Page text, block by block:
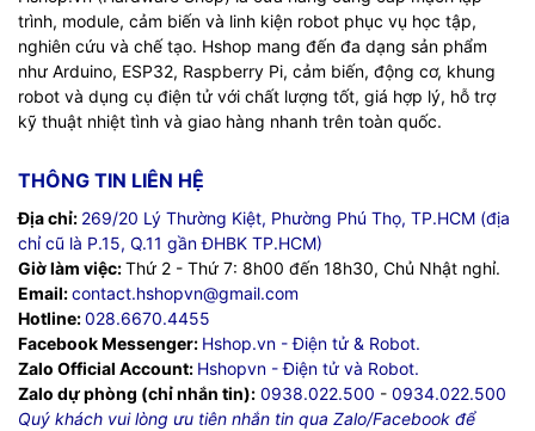
trình, module, cảm biến và linh kiện robot phục vụ học tập,
nghiên cứu và chế tạo. Hshop mang đến đa dạng sản phẩm
như Arduino, ESP32, Raspberry Pi, cảm biến, động cơ, khung
robot và dụng cụ điện tử với chất lượng tốt, giá hợp lý, hỗ trợ
kỹ thuật nhiệt tình và giao hàng nhanh trên toàn quốc.
THÔNG TIN LIÊN HỆ
Địa chỉ: 269/20 Lý Thường Kiệt, Phường Phú Thọ, TP.HCM (địa
chỉ cũ là P.15, Q.11 gần ĐHBK TP.HCM)
Giờ làm việc:Thứ 2 - Thứ 7: 8h00 đến 18h30, Chủ Nhật nghỉ.
Email:contact.hshopvn@gmail.com
Hotline:028.6670.4455
Facebook Messenger: Hshop.vn - Điện tử & Robot.
Zalo Official Account: Hshopvn - Điện tử và Robot.
Zalo dự phòng (chỉ nhắn tin): 0938.022.500 - 0934.022.500
Quý khách vui lòng ưu tiên nhắn tin qua Zalo/Facebook để